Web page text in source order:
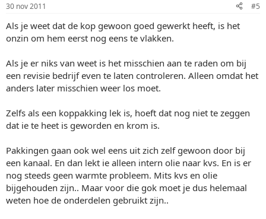
30 nov 2011 #5
Als je weet dat de kop gewoon goed gewerkt heeft, is het
onzin om hem eerst nog eens te vlakken.
Als je er niks van weet is het misschien aan te raden om bij
een revisie bedrijf even te laten controleren. Alleen omdat het
anders later misschien weer los moet.
Zelfs als een koppakking lek is, hoeft dat nog niet te zeggen
dat ie te heet is geworden en krom is.
Pakkingen gaan ook wel eens uit zich zelf gewoon door bij
een kanaal. En dan lekt ie alleen intern olie naar kvs. En is er
nog steeds geen warmte probleem. Mits kvs en olie
bijgehouden zijn.. Maar voor die gok moet je dus helemaal
weten hoe de onderdelen gebruikt zijn..